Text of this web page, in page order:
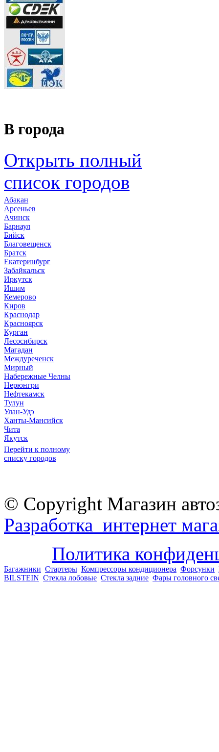
В города
Открыть полный
список городов
Абакан
Арсеньев
Ачинск
Барнаул
Бийск
Благовещенск
Братск
Екатеринбург
Забайкальск
Иркутск
Ишим
Кемерово
Киров
Краснодар
Красноярск
Курган
Лесосибирск
Магадан
Междуреченск
Мирный
Набережные Челны
Нерюнгри
Нефтекамск
Тулун
Улан-Удэ
Ханты-Мансийск
Чита
Якутск
Перейти к полному
списку городов
© Copyright Магазин
Разработка интернет
Политика
Багажники Стартеры Компрессоры кондиционера Форсунки
BILSTEIN Стекла лобовые Стекла задние Фары головного